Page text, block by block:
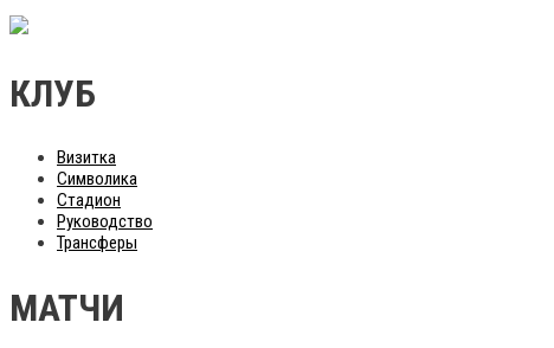
КЛУБ
Визитка
Символика
Стадион
Руководство
Трансферы
МАТЧИ